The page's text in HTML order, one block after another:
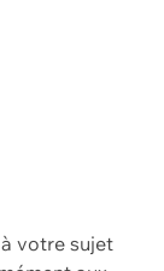
votre sujet